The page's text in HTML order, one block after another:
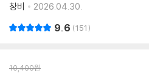
창비
2026.04.30.
9.6 151
10,400원